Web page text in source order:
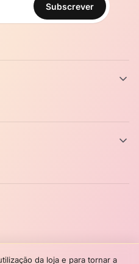
Subscrever
da loja e para tornar a